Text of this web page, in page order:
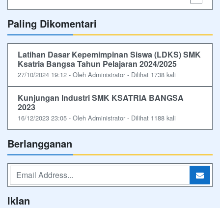
Paling Dikomentari
Latihan Dasar Kepemimpinan Siswa (LDKS) SMK
Ksatria Bangsa Tahun Pelajaran 2024/2025
27/10/2024 19:12 - Oleh Administrator - Dilihat 1738 kali
Kunjungan Industri SMK KSATRIA BANGSA
2023
16/12/2023 23:05 - Oleh Administrator - Dilihat 1188 kali
Berlangganan
Iklan